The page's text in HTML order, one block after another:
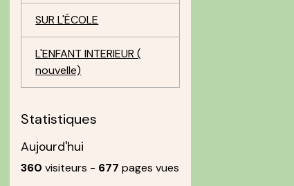
SUR L'ÉCOLE
L'ENFANT INTERIEUR (
nouvelle)
Statistiques
Aujourd'hui
360 visiteurs - 677 pages vues